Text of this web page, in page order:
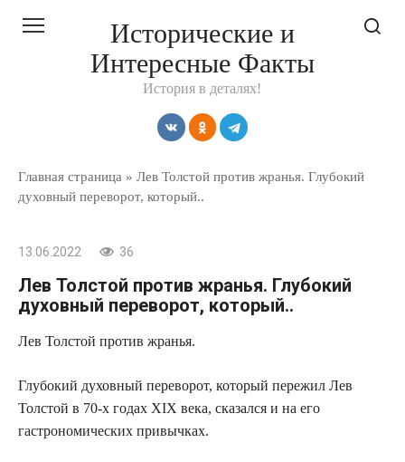
Исторические и
Интересные Факты
История в деталях!
Главная страница » Лев Толстой против жранья. Глубокий
духовный переворот, который..
13.06.2022 36
Лев Толстой против жранья. Глубокий
духовный переворот, который..
Лев Толстой против жранья.
Глубокий духовный переворот, который пережил Лев
Толстой в 70-х годах XIX века, сказался и на его
гастрономических привычках.